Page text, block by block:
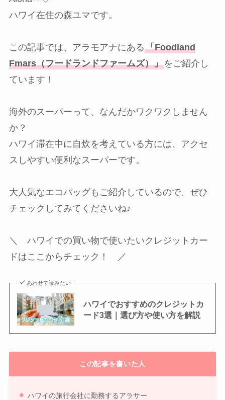
ハワイ在住の森ユマです。
この記事では、アラモアナにある「Foodland
Fmars（フードランドファームズ）」をご紹介し
ています！
海外のスーパーって、なんだかワクワクしません
か？
ハワイ滞在中に自炊を考えている方には、アクセ
スしやすい便利なスーパーです。
大人気なエコバッグもご紹介しているので、ぜひ
チェックしてみてくださいね♪
＼ ハワイでの買い物で使いたいクレジットカー
ドはここからチェック！ ／
あわせて読みたい
ハワイでおすすめのクレジットカ
ード3選｜選び方や使い方を解説
この記事を書いた人
ハワイの旅行会社に勤務するアラサー